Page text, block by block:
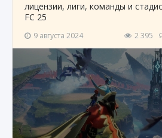
лицензии, лиги, команды и
FC 25
9 августа 2024 2 395